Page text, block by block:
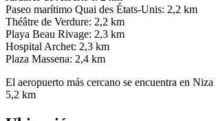
Paseo marítimo Quai des États-Unis: 2,2 km
Théâtre de Verdure: 2,2 km
Playa Beau Rivage: 2,3 km
Hospital Archet: 2,3 km
Plaza Massena: 2,4 km
El aeropuerto más cercano se encuentra en
5,2 km